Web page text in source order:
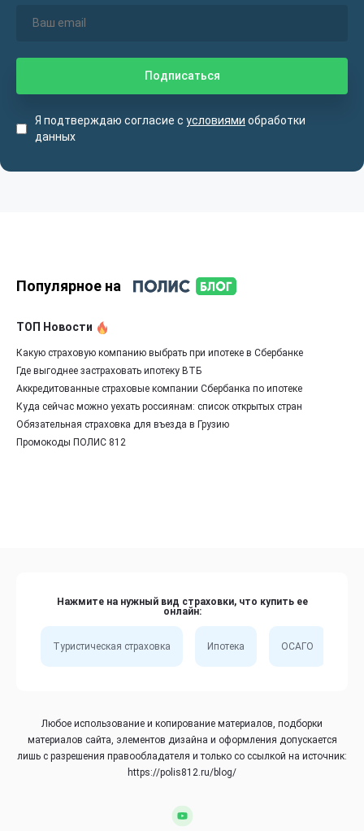
Я подтверждаю согласие с условиями обработки
данных
Популярное на
ТОП Новости
Какую страховую компанию выбрать при ипотеке в Сбербанке
Где выгоднее застраховать ипотеку ВТБ
Аккредитованные страховые компании Сбербанка по ипотеке
Куда сейчас можно уехать россиянам: список открытых стран
Обязательная страховка для въезда в Грузию
Промокоды ПОЛИС 812
Нажмите на нужный вид страховки, что купить ее
онлайн:
Туристическая страховка Ипотека ОСАГО
Любое использование и копирование материалов, подборки
материалов сайта, элементов дизайна и оформления допускается
лишь с разрешения правообладателя и только со ссылкой на источник:
https://polis812.ru/blog/